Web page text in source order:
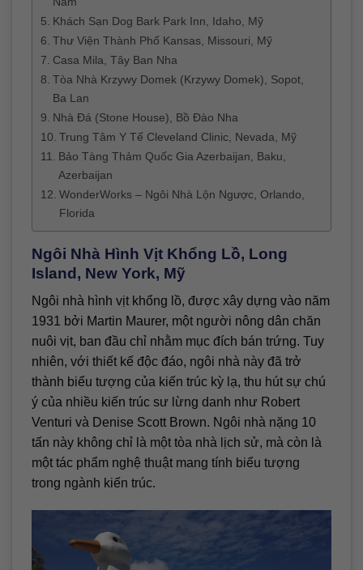
Khách Sạn Dog Bark Park Inn, Idaho, Mỹ
Thư Viện Thành Phố Kansas, Missouri, Mỹ
Casa Mila, Tây Ban Nha
Tòa Nhà Krzywy Domek (Krzywy Domek), Sopot,
Ba Lan
Nhà Đá (Stone House), Bồ Đào Nha
Trung Tâm Y Tế Cleveland Clinic, Nevada, Mỹ
Bảo Tàng Thảm Quốc Gia Azerbaijan, Baku,
Azerbaijan
WonderWorks – Ngôi Nhà Lộn Ngược, Orlando,
Florida
Ngôi Nhà Hình Vịt Khổng Lồ, Long
Island, New York, Mỹ
Ngôi nhà hình vịt khổng lồ, được xây dựng vào năm
1931 bởi Martin Maurer, một người nông dân chăn
nuôi vịt, ban đầu chỉ nhằm mục đích bán trứng. Tuy
nhiên, với thiết kế độc đáo, ngôi nhà này đã trở
thành biểu tượng của kiến trúc kỳ lạ, thu hút sự chú
ý của nhiều kiến trúc sư lừng danh như Robert
Venturi và Denise Scott Brown. Ngôi nhà nặng 10
tấn này không chỉ là một tòa nhà lịch sử, mà còn là
một tác phẩm nghệ thuật mang tính biểu tượng
trong ngành kiến trúc.